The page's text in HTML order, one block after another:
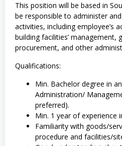
This position will be based in
be responsible to administer
activities, including employee’s
building facilities’ management,
procurement, and other
Qualifications:
Min. Bachelor degree in
Administration/
preferred).
Min. 1 year of experience
Familiarity with goods/
procedure and facilities/